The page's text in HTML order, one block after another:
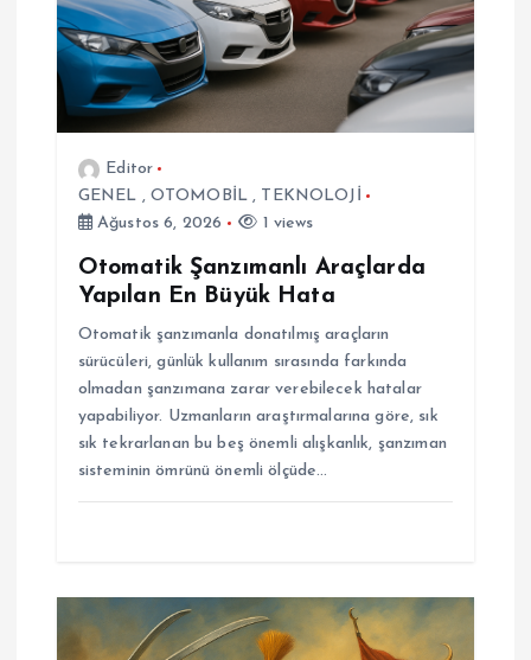
e
s
Editor
GENEL , OTOMOBİL , TEKNOLOJİ
Ağustos 6, 2026
1 views
Otomatik Şanzımanlı Araçlarda
Yapılan En Büyük Hata
Otomatik şanzımanla donatılmış araçların
sürücüleri, günlük kullanım sırasında farkında
olmadan şanzımana zarar verebilecek hatalar
yapabiliyor. Uzmanların araştırmalarına göre, sık
sık tekrarlanan bu beş önemli alışkanlık, şanzıman
sisteminin ömrünü önemli ölçüde…